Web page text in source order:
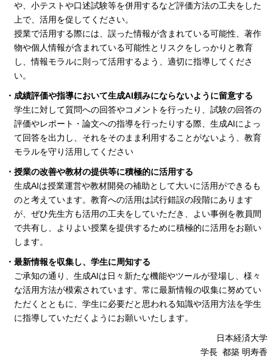
や、小テストや口述試験等を併用するなど評価方法の工夫をした
上で、活用を促してください。
授業で活用する際には、誤った情報が含まれている可能性、著作
物や個人情報が含まれている可能性とリスクをしっかりと教育
し、情報モラルに則って活用するよう、適切に指導してくださ
い。
・成績評価や指導において生成AI頼みにならないように留意する
学生に対して質問への回答やコメントを行ったり、試験の回答の
評価やレポート・論文への指導を行ったりする際、生成AIによっ
て回答を出力し、それをそのまま利用することがないよう、教育
モラルを守り活用してください
・授業の改善や教材の提供等に積極的に活用する
生成AIは授業運営や教材開発の補助として大いに活用ができるも
のと考えています。教育への活用は試行錯誤の段階にあります
が、ぜひ先生方も活用の工夫をしていただき、よい事例を教員間
で共有し、よりよい授業を提供するために積極的に活用をお願い
します。
・最新情報を収集し、学生に周知する
ご承知の通り、生成AIは日々新たな機能やツールが登場し、様々
な活用方法が模索されています。常に最新情報の収集に努めてい
ただくとともに、学生に必要だと思われる知識や活用方法を学生
に指導していただくようにお願いいたします。
日本経済大学
学長 都築 明寿香